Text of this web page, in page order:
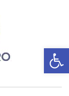
פתח סרגל נגישות